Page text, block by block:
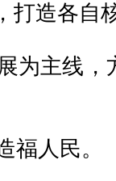
打造各
主线，
人民。